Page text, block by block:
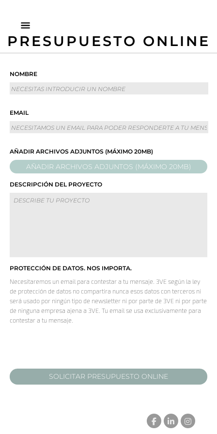
PRESUPUESTO ONLINE
NOMBRE
EMAIL
AÑADIR ARCHIVOS ADJUNTOS (MÁXIMO 20MB)
AÑADIR ARCHIVOS ADJUNTOS (MÁXIMO 20MB)
DESCRIPCIÓN DEL PROYECTO
PROTECCIÓN DE DATOS. NOS IMPORTA.
Necesitaremos un email para contestar a tu mensaje. 3VE según la ley
de protección de datos no compartira nunca esos datos con terceros ni
será usado por ningún tipo de newsletter ni por parte de 3VE ni por parte
de ninguna empresa ajena a 3VE. Tu email se usa exclusivamente para
contestar a tu mensaje.
SOLICITAR PRESUPUESTO ONLINE